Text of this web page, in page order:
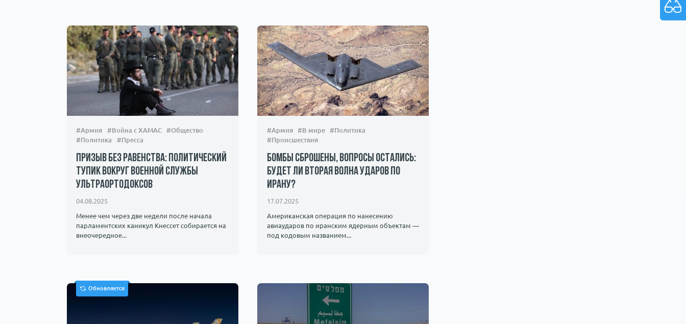
#Армия #Война с ХАМАС
#Общество
#Политика
#Пресса
Призыв без равенства: политический
тупик вокруг военной службы
ультраортодоксов
04.08.2025
Менее чем через две недели после начала
парламентских каникул Кнессет собирается на
внеочередное...
#Армия #В мире
#Политика
#Происшествия
Бомбы сброшены, вопросы остались:
будет ли вторая волна ударов по
Ирану?
17.07.2025
Американская операция по нанесению
авиаударов по иранским ядерным объектам —
под кодовым названием...
Обновляется